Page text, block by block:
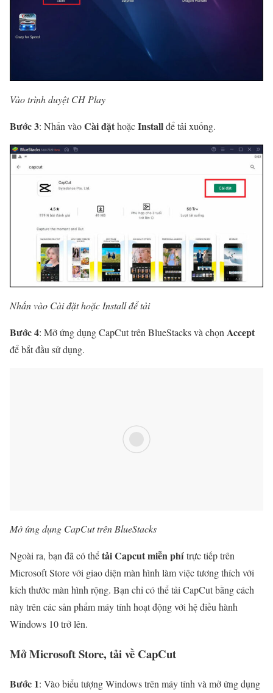
Vào trình duyệt CH Play
Bước 3: Nhấn vàoCài đặthoặcInstallđể tải xuống.
Nhấn vào Cài đặt hoặc Install để tải
Bước 4: Mở ứng dụng CapCut trên BlueStacks và chọn Accept
để bắt đầu sử dụng.
Mở ứng dụng CapCut trên BlueStacks
Ngoài ra, bạn đã có thểtải Capcut miễn phítrực tiếp trên
Microsoft Store với giao diện màn hình làm việc tương thích với
kích thước màn hình rộng. Bạn chỉ có thể tải CapCut bằng cách
này trên các sản phẩm máy tính hoạt động với hệ điều hành
Windows 10 trở lên.
Mở Microsoft Store, tải về CapCut
Bước 1: Vào biểu tượng Windows trên máy tính và mở ứng dụng